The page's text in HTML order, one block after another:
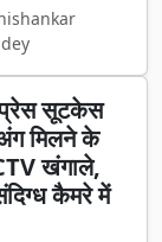
सूटकेस
मिलने के
खंगाले,
कैमरे में